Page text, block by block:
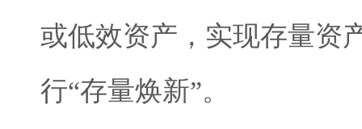
或低效资产，实现存量资
行“存量焕新”。